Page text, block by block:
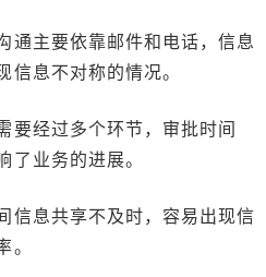
通主要依靠邮件和电话，信息
息不对称的情况。
要经过多个环节，审批时间
了业务的进展。
信息共享不及时，容易出现信